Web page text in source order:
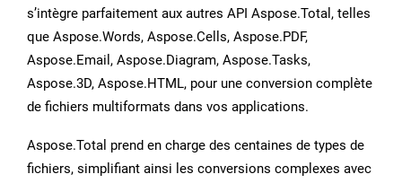
s’intègre parfaitement aux autres API Aspose.Total, telles
que Aspose.Words, Aspose.Cells, Aspose.PDF,
Aspose.Email, Aspose.Diagram, Aspose.Tasks,
Aspose.3D, Aspose.HTML, pour une conversion complète
de fichiers multiformats dans vos applications.
Aspose.Total prend en charge des centaines de types de
fichiers, simplifiant ainsi les conversions complexes avec